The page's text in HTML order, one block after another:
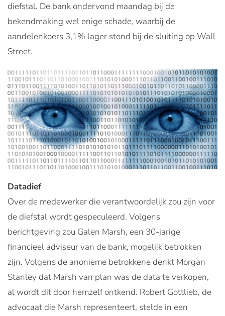
diefstal. De bank ondervond maandag bij de
bekendmaking wel enige schade, waarbij de
aandelenkoers 3,1% lager stond bij de sluiting op Wall
Street.
Datadief
Over de medewerker die verantwoordelijk zou zijn voor
de diefstal wordt gespeculeerd. Volgens
berichtgeving zou Galen Marsh, een 30-jarige
financieel adviseur van de bank, mogelijk betrokken
zijn. Volgens de anonieme betrokkene denkt Morgan
Stanley dat Marsh van plan was de data te verkopen,
al wordt dit door hemzelf ontkend. Robert Gottlieb, de
advocaat die Marsh representeert, stelde in een